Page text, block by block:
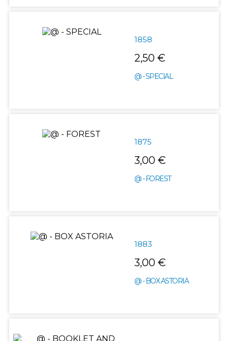
1858
2,50 €
@ - SPECIAL
1875
3,00 €
@ - FOREST
1883
3,00 €
@ - BOX ASTORIA